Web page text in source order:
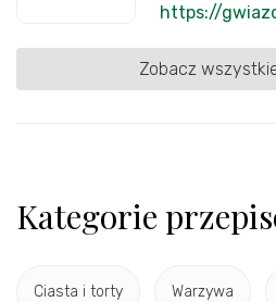
https://
Zobacz
Kategorie
Ciasta i torty Warzywa